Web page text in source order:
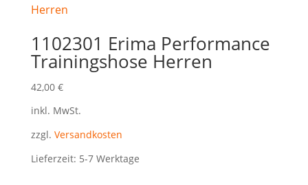
1102301 Erima Performance
Trainingshose Herren
42,00 €
inkl. MwSt.
zzgl. Versandkosten
Lieferzeit: 5-7 Werktage